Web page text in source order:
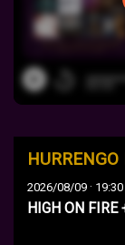
2026/08/09 ·
HIGH ON FIRE